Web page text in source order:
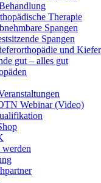
Therapie
Spangen
Spangen
und
gut – alles gut
Webinar (Video)